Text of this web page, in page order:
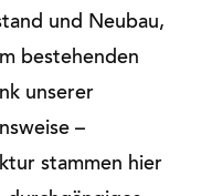
und Neubau,
bestehenden
unserer
–
stammen hier